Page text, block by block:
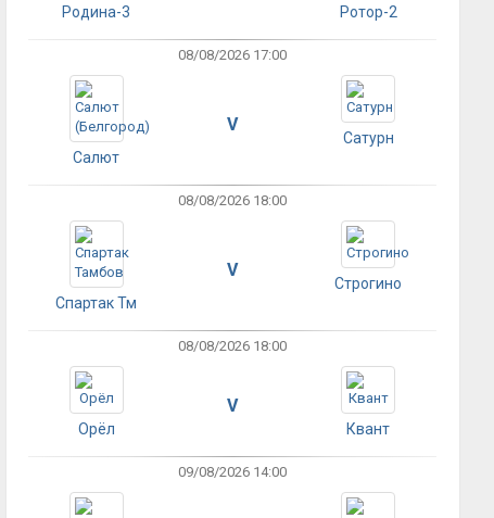
Родина-3 Ротор-2
08/08/2026 17:00
Салют
V
Сатурн
08/08/2026 18:00
Спартак Тм
V
Строгино
08/08/2026 18:00
Орёл
V
Квант
09/08/2026 14:00